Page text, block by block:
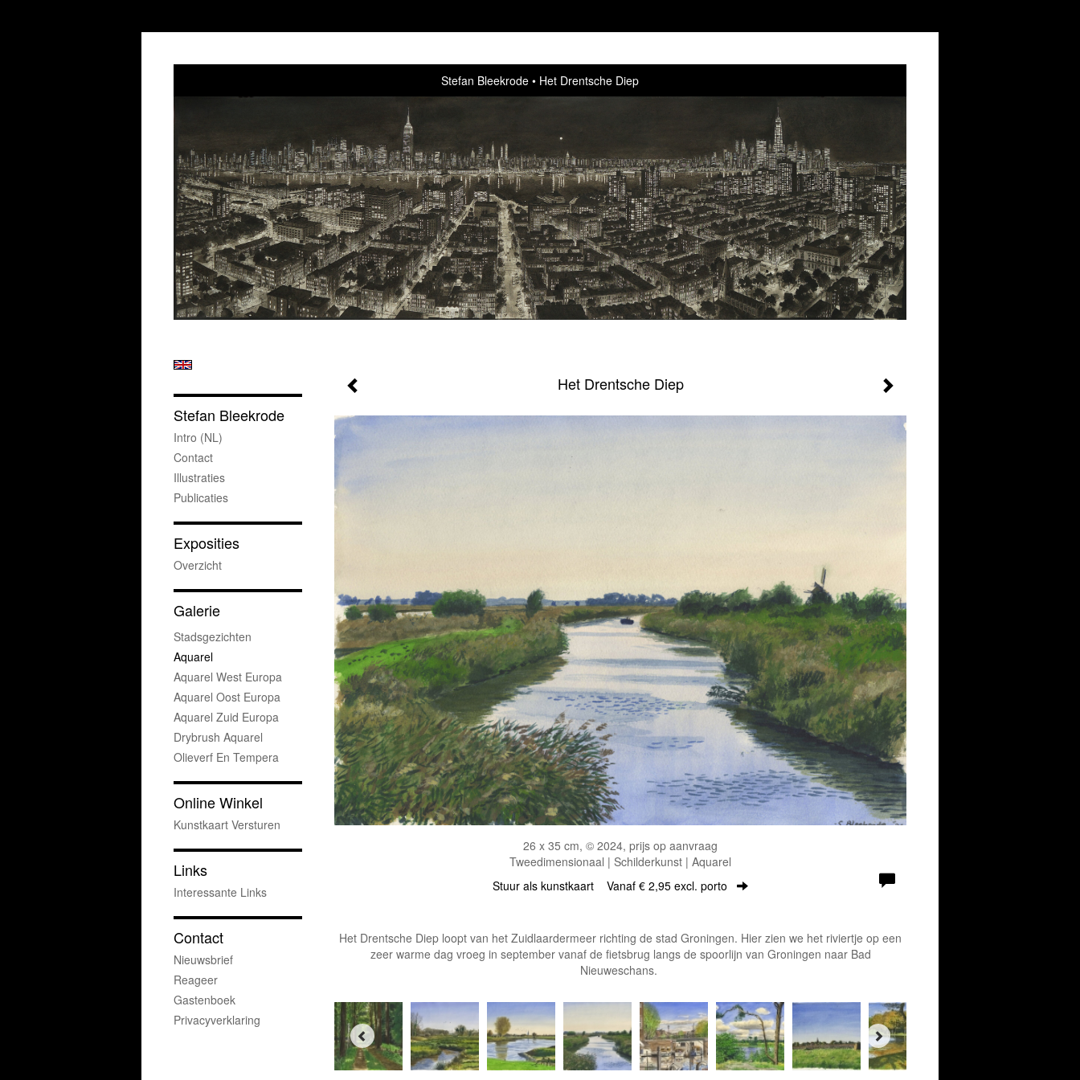
Stefan Bleekrode Het Drentsche Diep
Het Drentsche Diep
26 x 35 cm, © 2024, prijs op aanvraag
Tweedimensionaal | Schilderkunst | Aquarel
Stuur als kunstkaart Vanaf € 2,95 excl. porto
Het Drentsche Diep loopt van het Zuidlaardermeer richting de stad Groningen. Hier zien we het riviertje op een
zeer warme dag vroeg in september vanaf de fietsbrug langs de spoorlijn van Groningen naar Bad
Nieuweschans.
Stefan Bleekrode
Intro (NL)
Contact
Illustraties
Publicaties
Exposities
Overzicht
Galerie
Stadsgezichten
Aquarel
Aquarel West Europa
Aquarel Oost Europa
Aquarel Zuid Europa
Drybrush Aquarel
Olieverf En Tempera
Online Winkel
Kunstkaart Versturen
Links
Interessante Links
Contact
Nieuwsbrief
Reageer
Gastenboek
Privacyverklaring